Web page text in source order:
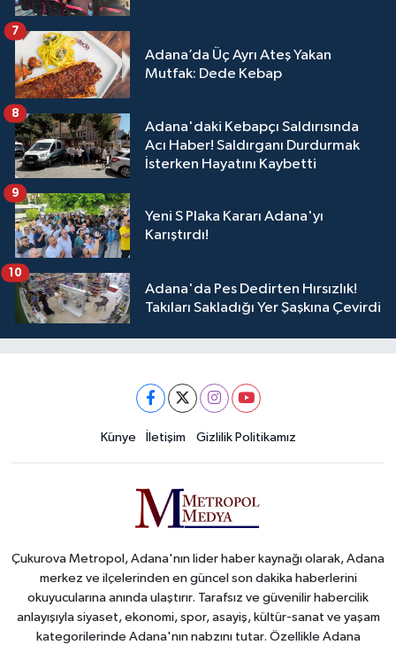
Adana’da Üç Ayrı Ateş Yakan
Mutfak: Dede Kebap
7
Adana'daki Kebapçı Saldırısında
Acı Haber! Saldırganı Durdurmak
İsterken Hayatını Kaybetti
8
Yeni S Plaka Kararı Adana'yı
Karıştırdı!
9
Adana'da Pes Dedirten Hırsızlık!
Takıları Sakladığı Yer Şaşkına Çevirdi
10
Künye İletişim Gizlilik Politikamız
Çukurova Metropol, Adana'nın lider haber kaynağı olarak, Adana
merkez ve ilçelerinden en güncel son dakika haberlerini
okuyucularına anında ulaştırır. Tarafsız ve güvenilir habercilik
anlayışıyla siyaset, ekonomi, spor, asayiş, kültür-sanat ve yaşam
kategorilerinde Adana'nın nabzını tutar. Özellikle Adana